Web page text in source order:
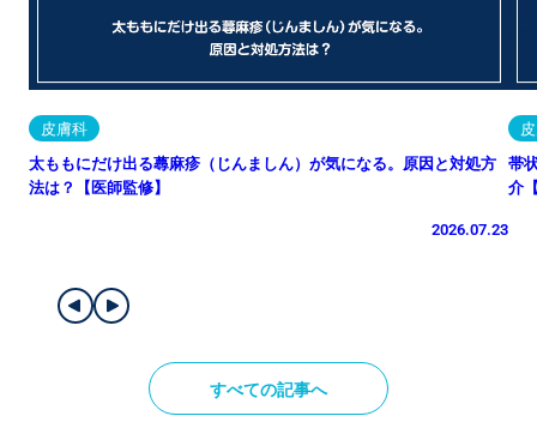
皮膚科
太ももにだけ出る蕁麻疹（じんましん）が気になる。原因と対処方
法は？【医師監修】
2026.07.23
帯
介
すべての記事へ